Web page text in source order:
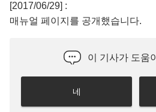
[2017/06/29] :
매뉴얼 페이지를 공개했습니다.
이 기사가 도움
네